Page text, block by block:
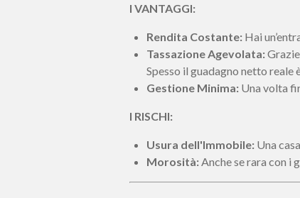
I VANTAGGI:
Rendita Costante: Hai
Tassazione Agevolata:
Spesso il guadagno netto
Gestione Minima: Una volta
I RISCHI:
Usura dell'Immobile: Una
Morosità:Anche se rara con i